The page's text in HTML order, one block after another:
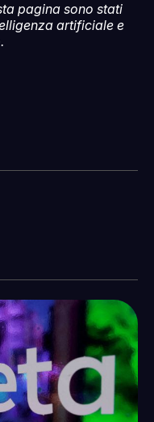
pagina sono stati
artificiale e